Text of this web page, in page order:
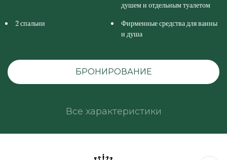
душем и отдельным туалетом
2 спальни
Фирменные средства для ванны
и душа
БРОНИРОВАНИЕ
Все характеристики